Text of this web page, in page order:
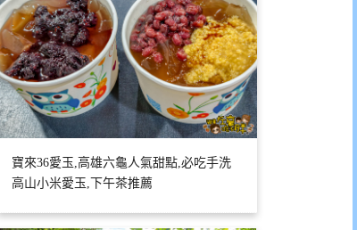
寶來36愛玉,高雄六龜人氣甜點,必吃手洗
高山小米愛玉,下午茶推薦